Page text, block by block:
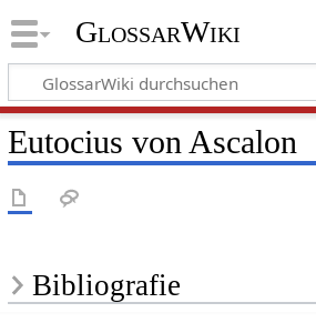
GlossarWiki
Eutocius von Ascalon
Bibliografie